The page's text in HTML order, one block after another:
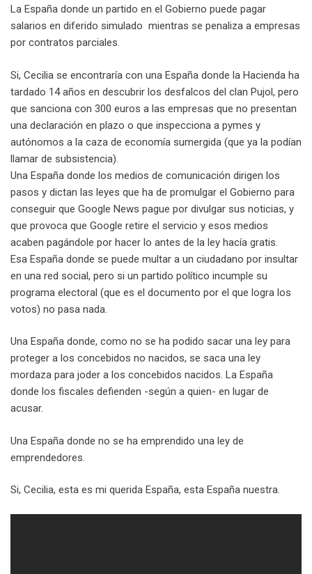
La España donde un partido en el Gobierno puede pagar
salarios en diferido simulado mientras se penaliza a empresas
por contratos parciales.
Si, Cecilia se encontraría con una España donde la Hacienda ha
tardado 14 años en descubrir los desfalcos del clan Pujol, pero
que sanciona con 300 euros a las empresas que no presentan
una declaración en plazo o que inspecciona a pymes y
autónomos a la caza de economía sumergida (que ya la podían
llamar de subsistencia).
Una España donde los medios de comunicación dirigen los
pasos y dictan las leyes que ha de promulgar el Gobierno para
conseguir que Google News pague por divulgar sus noticias, y
que provoca que Google retire el servicio y esos medios
acaben pagándole por hacer lo antes de la ley hacía gratis.
Esa España donde se puede multar a un ciudadano por insultar
en una red social, pero si un partido político incumple su
programa electoral (que es el documento por el que logra los
votos) no pasa nada.
Una España donde, como no se ha podido sacar una ley para
proteger a los concebidos no nacidos, se saca una ley
mordaza para joder a los concebidos nacidos. La España
donde los fiscales defienden -según a quien- en lugar de
acusar.
Una España donde no se ha emprendido una ley de
emprendedores.
Si, Cecilia, esta es mi querida España, esta España nuestra.